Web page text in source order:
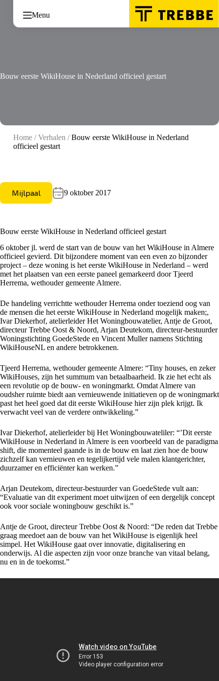
inhoud
Menu
Bouw eerste WikiHouse in Nederland officieel gestart
Home/Verhalen /Bouw eerste WikiHouse in Nederland
officieel gestart
Mijlpaal 9 oktober 2017
Bouw eerste WikiHouse in Nederland officieel gestart
6 oktober jl. werd de start van de bouw van het WikiHouse in Almere
officieel gevierd. Dit bijzondere moment van een even zo bijzonder
project – deze woning is het eerste WikiHouse in Nederland – werd
met het plaatsen van een eerste paneel gemarkeerd door Tjeerd
Herrema, wethouder gemeente Almere.
De handeling verrichtte wethouder Herrema onder toeziend oog van
de mensen die het eerste WikiHouse in Nederland mogelijk maken;,
Ivar Diekerhof, atelierleider Het Woningbouwatelier, Antje de Groot,
directeur Trebbe Oost & Noord, Arjan Deutekom, directeur-bestuurder
Woningstichting GoedeStede en Vincent Muller namens Stichting
WikiHouseNL en andere betrokkenen.
Tjeerd Herrema, wethouder gemeente Almere: “Tiny houses, en zeker
WikiHouses, zijn het summum van betaalbaarheid. Ik zie het echt als
een revolutie op de bouw- en woningmarkt. Omdat Almere van
oudsher ruimte biedt aan vernieuwende initiatieven op de woningmarkt
past het heel goed dat dit eerste WikiHouse hier zijn plek krijgt. Ik
verwacht veel van de verdere ontwikkeling.”
Ivar Diekerhof, atelierleider bij Het Woningbouwateliler: “’Dit eerste
WikiHouse in Nederland in Almere is een voorbeeld van de paradigma
shift, die momenteel gaande is in de bouw en laat zien hoe de bouw
zichzelf kan vernieuwen en tegelijkertijd vele malen klantgerichter,
duurzamer en efficiënter kan werken.”
Arjan Deutekom, directeur-bestuurder van GoedeStede vult aan:
“Evaluatie van dit experiment moet uitwijzen of een dergelijk concept
ook voor sociale woningbouw geschikt is.”
Antje de Groot, directeur Trebbe Oost & Noord: “De reden dat Trebbe
graag meedoet aan de bouw van het WikiHouse is eigenlijk heel
simpel. Het WikiHouse gaat over innovatie, digitalisering en
onderwijs. Al die aspecten zijn voor onze branche van vitaal belang,
nu en in de toekomst.”